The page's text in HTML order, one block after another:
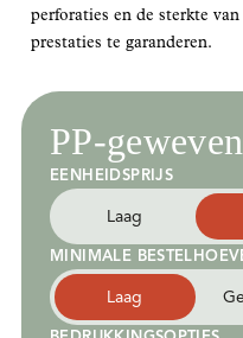
perforaties en de sterkte
prestaties te garanderen.
PP-
EENHEIDSPRIJS
Laag
MINIMALE
Laag